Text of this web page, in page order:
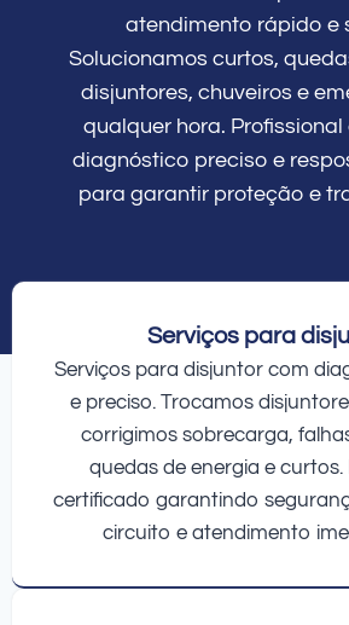
atendimento rápido e
Solucionamos curtos,
disjuntores, chuveiros e
qualquer hora.
diagnóstico preciso e
para garantir proteção e
Serviços para
Serviços para disjuntor com
e preciso. Trocamos
corrigimos sobrecarga,
quedas de energia e curtos.
certificado garantindo
circuito e atendimento